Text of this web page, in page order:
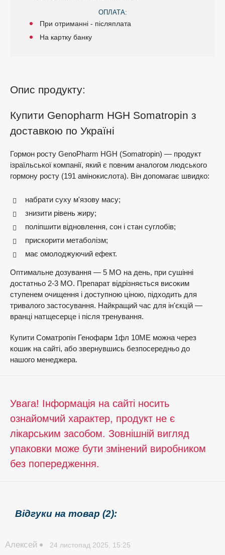
ОПЛАТА:
При отриманні - післяплата
На картку банку
Опис продукту:
Купити Genopharm HGH Somatropin з
доставкою по Україні
Гормон росту GenoPharm HGH (Somatropin) — продукт
ізраїльської компанії, який є повним аналогом людського
гормону росту (191 амінокислота). Він допомагає швидко:
набрати суху м'язову масу;
знизити рівень жиру;
поліпшити відновлення, сон і стан суглобів;
прискорити метаболізм;
має омолоджуючий ефект.
Оптимальне дозування — 5 МО на день, при сушінні
достатньо 2-3 МО. Препарат відрізняється високим
ступенем очищення і доступною ціною, підходить для
тривалого застосування. Найкращий час для ін'єкцій —
вранці натщесерце і після тренування.
Купити Соматропін Генофарм 1фл 10ME можна через
кошик на сайті, або звернувшись безпосередньо до
нашого менеджера.
Увага! Інформація на сайті носить
ознайомчий характер, продукт не є
лікарським засобом. Зовнішній вигляд
упаковки може бути змінений виробником
без попередження.
Відгуки на товар (2):
Алексей 24 листопад 2025, 15:25